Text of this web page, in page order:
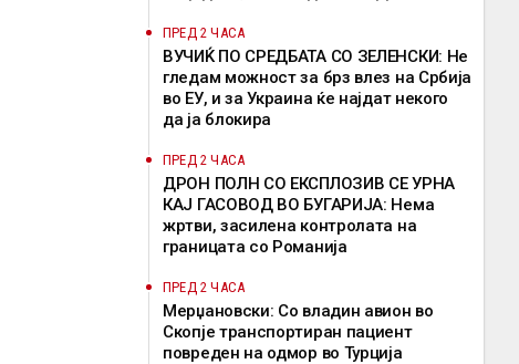
ПРЕД 2 ЧАСА
ВУЧИЌ ПО СРЕДБАТА СО ЗЕЛЕНСКИ: Не
гледам можност за брз влез на Србија
во ЕУ, и за Украина ќе најдат некого
да ја блокира
ПРЕД 2 ЧАСА
ДРОН ПОЛН СО ЕКСПЛОЗИВ СЕ УРНА
КАЈ ГАСОВОД ВО БУГАРИЈА: Нема
жртви, засилена контролата на
границата со Романија
ПРЕД 2 ЧАСА
Мерџановски: Со владин авион во
Скопје транспортиран пациент
повреден на одмор во Турција